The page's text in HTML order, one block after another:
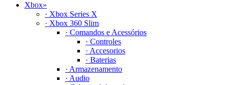
Xbox»
· Xbox Series X
· Xbox 360 Slim
· Comandos e Acessórios
· Controles
· Accesorios
· Baterias
· Armazenamento
· Audio